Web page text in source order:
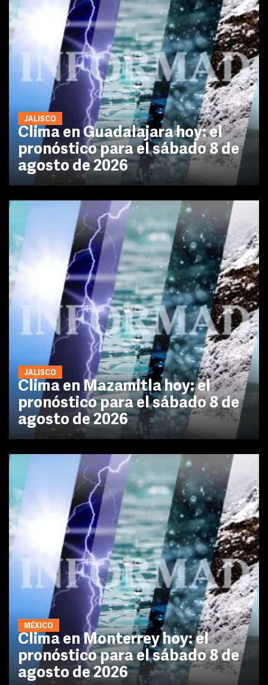
JALISCO
Clima en Guadalajara hoy: el
pronóstico para el sábado 8 de
agosto de 2026
JALISCO
Clima en Mazamitla hoy: el
pronóstico para el sábado 8 de
agosto de 2026
MÉXICO
Clima en Monterrey hoy: el
pronóstico para el sábado 8 de
agosto de 2026